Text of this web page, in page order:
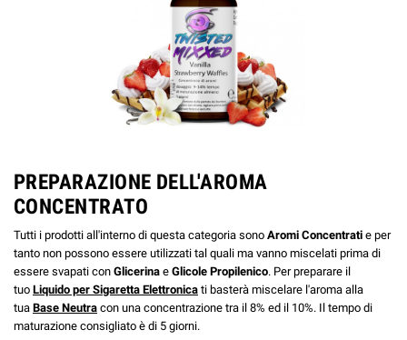
PREPARAZIONE DELL'AROMA
CONCENTRATO
Tutti i prodotti all'interno di questa categoria sono Aromi Concentrati e per
tanto non possono essere utilizzati tal quali ma vanno miscelati prima di
essere svapati con Glicerina e Glicole Propilenico. Per preparare il
tuo Liquido per Sigaretta Elettronica ti basterà miscelare l'aroma alla
tua Base Neutra con una concentrazione tra il 8% ed il 10%. Il tempo di
maturazione consigliato è di 5 giorni.